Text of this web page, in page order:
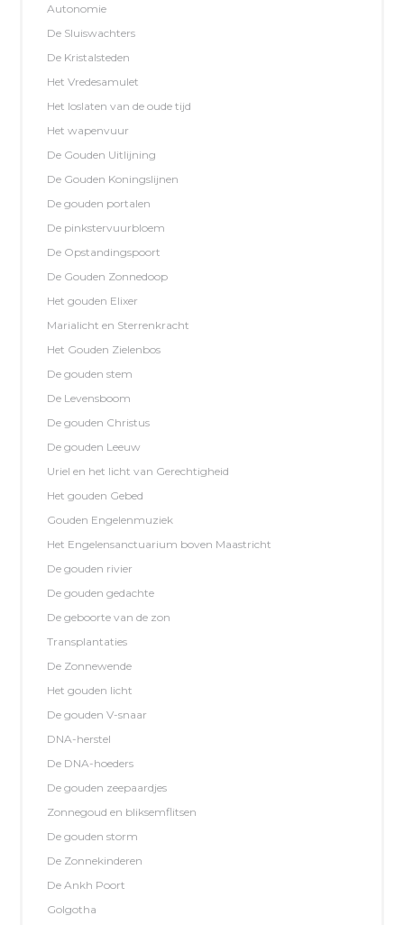
Autonomie
De Sluiswachters
De Kristalsteden
Het Vredesamulet
Het loslaten van de oude tijd
Het wapenvuur
De Gouden Uitlijning
De Gouden Koningslijnen
De gouden portalen
De pinkstervuurbloem
De Opstandingspoort
De Gouden Zonnedoop
Het gouden Elixer
Marialicht en Sterrenkracht
Het Gouden Zielenbos
De gouden stem
De Levensboom
De gouden Christus
De gouden Leeuw
Uriel en het licht van Gerechtigheid
Het gouden Gebed
Gouden Engelenmuziek
Het Engelensanctuarium boven Maastricht
De gouden rivier
De gouden gedachte
De geboorte van de zon
Transplantaties
De Zonnewende
Het gouden licht
De gouden V-snaar
DNA-herstel
De DNA-hoeders
De gouden zeepaardjes
Zonnegoud en bliksemflitsen
De gouden storm
De Zonnekinderen
De Ankh Poort
Golgotha